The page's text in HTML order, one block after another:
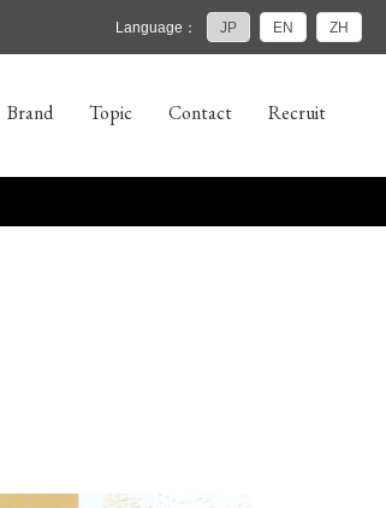
Language： JP EN ZH
Brand Topic Contact Recruit